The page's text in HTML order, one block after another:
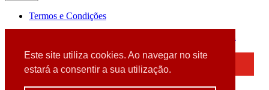
Este site utiliza cookies. Ao navegar no site
estará a consentir a sua utilização.
Termos e Condições
Detectamos que está a usar um browser desatualizado